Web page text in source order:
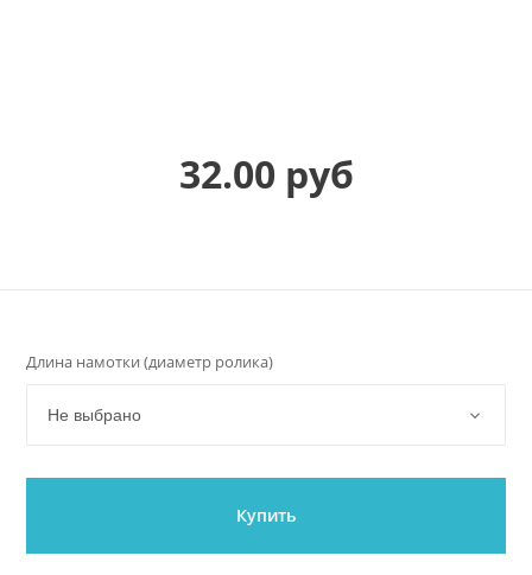
32.00 руб
Длина намотки (диаметр ролика)
Не выбрано
Купить